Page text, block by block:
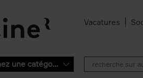
Vacatures
Sélectionnez une catégorie